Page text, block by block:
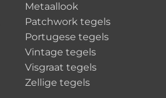
Metaallook
Patchwork tegels
Portugese tegels
Vintage tegels
Visgraat tegels
Zellige tegels